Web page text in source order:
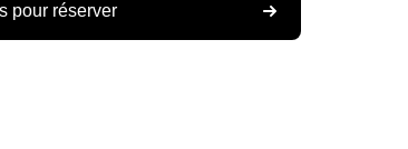
pour réserver